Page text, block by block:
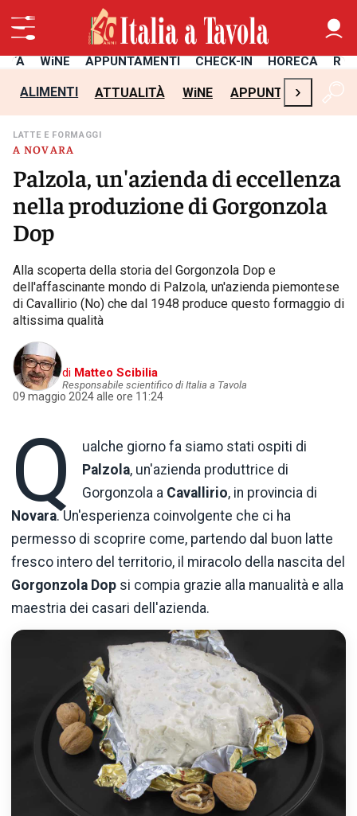
WiNE APPUNTAMENTI CHECK-IN HORECA
ALIMENTI ATTUALITÀ WiNE APPUNTAMENTI
›
A NOVARA
LATTE E FORMAGGI
Palzola, un'azienda di eccellenza
nella produzione di Gorgonzola
Dop
Alla scoperta della storia del Gorgonzola Dop e
dell'affascinante mondo di Palzola, un'azienda piemontese
di Cavallirio (No) che dal 1948 produce questo formaggio di
altissima qualità
di Matteo Scibilia
Responsabile scientifico di Italia a Tavola
09 maggio 2024 alle ore 11:24
Q
ualche giorno fa siamo stati ospiti di
Palzola, un'azienda produttrice di
Gorgonzola a Cavallirio, in provincia di
Novara. Un'esperienza coinvolgente che ci ha
permesso di scoprire come, partendo dal buon latte
fresco intero del territorio, il miracolo della nascita del
Gorgonzola Dop si compia grazie alla manualità e alla
maestria dei casari dell'azienda.